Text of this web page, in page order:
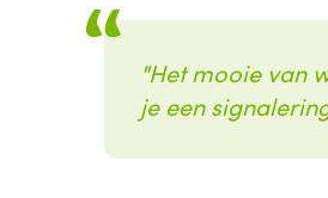
Het mooie van
je een